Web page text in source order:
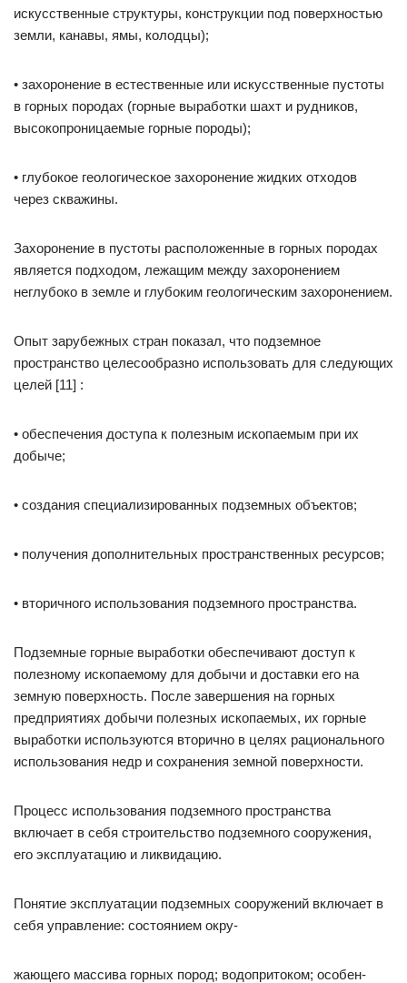
искусственные структуры, конструкции под поверхностью
земли, канавы, ямы, колодцы);
• захоронение в естественные или искусственные пустоты
в горных породах (горные выработки шахт и рудников,
высокопроницаемые горные породы);
• глубокое геологическое захоронение жидких отходов
через скважины.
Захоронение в пустоты расположенные в горных породах
является подходом, лежащим между захоронением
неглубоко в земле и глубоким геологическим захоронением.
Опыт зарубежных стран показал, что подземное
пространство целесообразно использовать для следующих
целей [11] :
• обеспечения доступа к полезным ископаемым при их
добыче;
• создания специализированных подземных объектов;
• получения дополнительных пространственных ресурсов;
• вторичного использования подземного пространства.
Подземные горные выработки обеспечивают доступ к
полезному ископаемому для добычи и доставки его на
земную поверхность. После завершения на горных
предприятиях добычи полезных ископаемых, их горные
выработки используются вторично в целях рационального
использования недр и сохранения земной поверхности.
Процесс использования подземного пространства
включает в себя строительство подземного сооружения,
его эксплуатацию и ликвидацию.
Понятие эксплуатации подземных сооружений включает в
себя управление: состоянием окру-
жающего массива горных пород; водопритоком; особен-